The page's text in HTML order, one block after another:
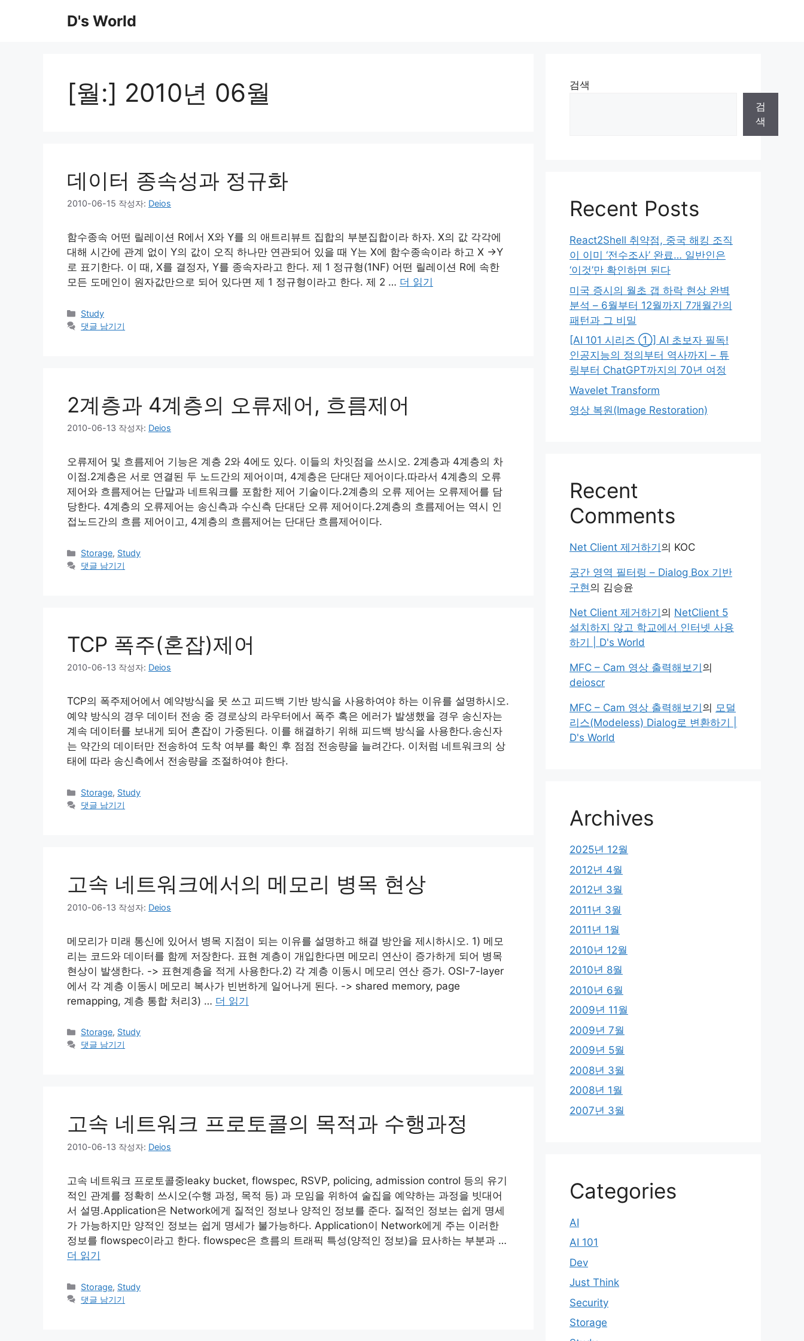
D's World
[월:] 2010년 06월
데이터 종속성과 정규화
2010-06-15 작성자: Deios
함수종속 어떤 릴레이션 R에서 X와 Y를 의 애트리뷰트 집합의 부분집합이라 하자. X의 값 각각에
대해 시간에 관계 없이 Y의 값이 오직 하나만 연관되어 있을 때 Y는 X에 함수종속이라 하고 X →Y
로 표기한다. 이 때, X를 결정자, Y를 종속자라고 한다. 제 1 정규형(1NF) 어떤 릴레이션 R에 속한
모든 도메인이 원자값만으로 되어 있다면 제 1 정규형이라고 한다. 제 2 … 더 읽기
카
테
Study
댓글 남기기
2계층과 4계층의 오류제어, 흐름제어
2010-06-13 작성자: Deios
오류제어 및 흐름제어 기능은 계층 2와 4에도 있다. 이들의 차잇점을 쓰시오. 2계층과 4계층의 차
이점.2계층은 서로 연결된 두 노드간의 제어이며, 4계층은 단대단 제어이다.따라서 4계층의 오류
제어와 흐름제어는 단말과 네트워크를 포함한 제어 기술이다.2계층의 오류 제어는 오류제어를 담
당한다. 4계층의 오류제어는 송신측과 수신측 단대단 오류 제어이다.2계층의 흐름제어는 역시 인
접노드간의 흐름 제어이고, 4계층의 흐름제어는 단대단 흐름제어이다.
카
테
Storage, Study
댓글 남기기
TCP 폭주(혼잡)제어
2010-06-13 작성자: Deios
TCP의 폭주제어에서 예약방식을 못 쓰고 피드백 기반 방식을 사용하여야 하는 이유를 설명하시오.
예약 방식의 경우 데이터 전송 중 경로상의 라우터에서 폭주 혹은 에러가 발생했을 경우 송신자는
계속 데이터를 보내게 되어 혼잡이 가중된다. 이를 해결하기 위해 피드백 방식을 사용한다.송신자
는 약간의 데이터만 전송하여 도착 여부를 확인 후 점점 전송량을 늘려간다. 이처럼 네트워크의 상
태에 따라 송신측에서 전송량을 조절하여야 한다.
카
테
Storage, Study
댓글 남기기
고속 네트워크에서의 메모리 병목 현상
2010-06-13 작성자: Deios
메모리가 미래 통신에 있어서 병목 지점이 되는 이유를 설명하고 해결 방안을 제시하시오. 1) 메모
리는 코드와 데이터를 함께 저장한다. 표현 계층이 개입한다면 메모리 연산이 증가하게 되어 병목
현상이 발생한다. -> 표현계층을 적게 사용한다.2) 각 계층 이동시 메모리 연산 증가. OSI-7-layer
에서 각 계층 이동시 메모리 복사가 빈번하게 일어나게 된다. -> shared memory, page
remapping, 계층 통합 처리3) … 더 읽기
카
테
Storage, Study
댓글 남기기
고속 네트워크 프로토콜의 목적과 수행과정
2010-06-13 작성자: Deios
고속 네트워크 프로토콜중leaky bucket, flowspec, RSVP, policing, admission control 등의 유기
적인 관계를 정확히 쓰시오(수행 과정, 목적 등) 과 모임을 위하여 술집을 예약하는 과정을 빗대어
서 설명.Application은 Network에게 질적인 정보나 양적인 정보를 준다. 질적인 정보는 쉽게 명세
가 가능하지만 양적인 정보는 쉽게 명세가 불가능하다. Application이 Network에게 주는 이러한
정보를 flowspec이라고 한다. flowspec은 흐름의 트래픽 특성(양적인 정보)을 묘사하는 부분과 …
더 읽기
카
테
Storage, Study
댓글 남기기
검색
검
색
Recent Posts
React2Shell 취약점, 중국 해킹 조직
이 이미 ‘전수조사’ 완료… 일반인은
‘이것’만 확인하면 된다
미국 증시의 월초 갭 하락 현상 완벽
분석 – 6월부터 12월까지 7개월간의
패턴과 그 비밀
[AI 101 시리즈 ①] AI 초보자 필독!
인공지능의 정의부터 역사까지 – 튜
링부터 ChatGPT까지의 70년 여정
Wavelet Transform
영상 복원(Image Restoration)
Recent
Comments
Net Client 제거하기 의 KOC
공간 영역 필터링 – Dialog Box 기반
구현의 김승윤
Net Client 제거하기 의 NetClient 5
설치하지 않고 학교에서 인터넷 사용
하기 | D's World
MFC – Cam 영상 출력해보기 의
deioscr
MFC – Cam 영상 출력해보기 의 모덜
리스(Modeless) Dialog로 변환하기 |
D's World
Archives
2025년 12월
2012년 4월
2012년 3월
2011년 3월
2011년 1월
2010년 12월
2010년 8월
2010년 6월
2009년 11월
2009년 7월
2009년 5월
2008년 3월
2008년 1월
2007년 3월
Categories
AI
AI 101
Dev
Just Think
Security
Storage